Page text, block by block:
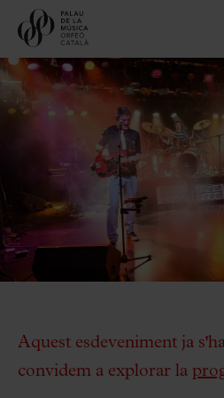
Aquest esdeveniment ja
convidem a explorar la